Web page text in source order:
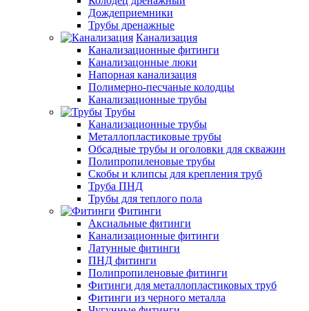
Дождеприемники
Трубы дренажные
Канализация
Канализационные фитинги
Канализацонные люки
Напорная канализация
Полимерно-песчаные колодцы
Канализационные трубы
Трубы
Канализационные трубы
Металлопластиковые трубы
Обсадные трубы и оголовки для скважин
Полипропиленовые трубы
Скобы и клипсы для крепления труб
Труба ПНД
Трубы для теплого пола
Фитинги
Аксиальные фитинги
Канализационные фитинги
Латунные фитинги
ПНД фитинги
Полипропиленовые фитинги
Фитинги для металлопластиковых труб
Фитинги из черного металла